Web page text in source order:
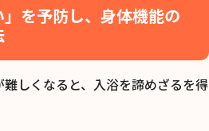
」を予防し、身体機能の
しくなると、入浴を諦めざるを得